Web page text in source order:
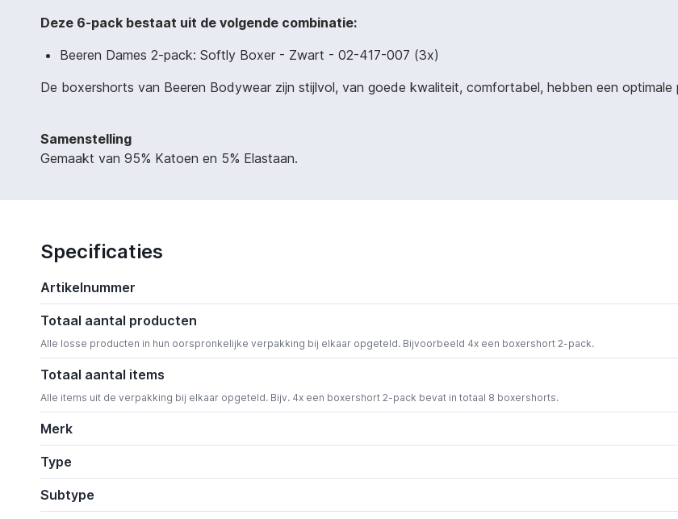
Deze 6-pack bestaat uit de volgende combinatie:
Beeren Dames 2-pack: Softly Boxer - Zwart - 02-417-007 (3x)
De boxershorts van Beeren Bodywear zijn stijlvol, van goede kwaliteit, comfortabel, hebben een optimale
Samenstelling
Gemaakt van 95% Katoen en 5% Elastaan.
Specificaties
Artikelnummer
Totaal aantal producten
Alle losse producten in hun oorspronkelijke verpakking bij elkaar opgeteld. Bijvoorbeeld 4x een boxershort 2-pack.
Totaal aantal items
Alle items uit de verpakking bij elkaar opgeteld. Bijv. 4x een boxershort 2-pack bevat in totaal 8 boxershorts.
Merk
Type
Subtype